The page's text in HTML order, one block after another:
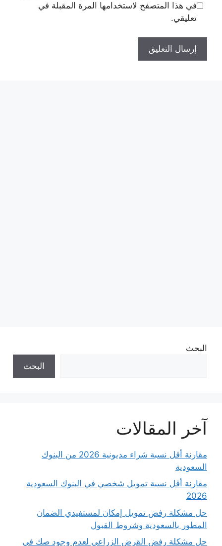
في هذا المتصفح لاستخدامها المرة المقبلة في
تعليقي.
البحث
البحث
آخر المقالات
مقارنة أقل نسبة شراء مديونية 2026 من البنوك
السعودية
مقارنة أقل نسبة تمويل شخصي في البنوك السعودية
2026
حل مشكلة رفض تمويل إمكان لمستفيدي الضمان
المطور بالسعودية وشروط القبول
حل مشكلة رفض القرض الزراعي لعدم وجود صك في